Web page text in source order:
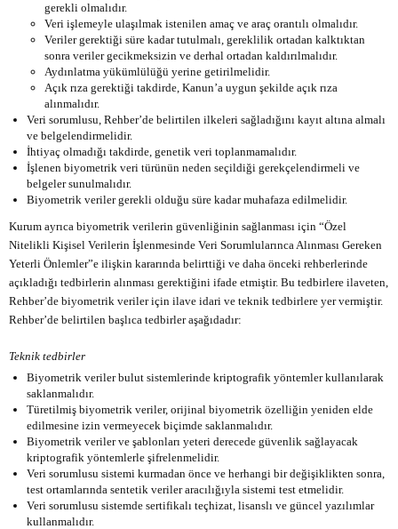
gerekli olmalıdır.
Veri işlemeyle ulaşılmak istenilen amaç ve araç orantılı olmalıdır.
Veriler gerektiği süre kadar tutulmalı, gereklilik ortadan kalktıktan
sonra veriler gecikmeksizin ve derhal ortadan kaldırılmalıdır.
Aydınlatma yükümlülüğü yerine getirilmelidir.
Açık rıza gerektiği takdirde, Kanun’a uygun şekilde açık rıza
alınmalıdır.
Veri sorumlusu, Rehber’de belirtilen ilkeleri sağladığını kayıt altına almalı
ve belgelendirmelidir.
İhtiyaç olmadığı takdirde, genetik veri toplanmamalıdır.
İşlenen biyometrik veri türünün neden seçildiği gerekçelendirmeli ve
belgeler sunulmalıdır.
Biyometrik veriler gerekli olduğu süre kadar muhafaza edilmelidir.
Kurum ayrıca biyometrik verilerin güvenliğinin sağlanması için “Özel
Nitelikli Kişisel Verilerin İşlenmesinde Veri Sorumlularınca Alınması Gereken
Yeterli Önlemler”e ilişkin kararında belirttiği ve daha önceki rehberlerinde
açıkladığı tedbirlerin alınması gerektiğini ifade etmiştir. Bu tedbirlere ilaveten,
Rehber’de biyometrik veriler için ilave idari ve teknik tedbirlere yer vermiştir.
Rehber’de belirtilen başlıca tedbirler aşağıdadır:
Teknik tedbirler
Biyometrik veriler bulut sistemlerinde kriptografik yöntemler kullanılarak
saklanmalıdır.
Türetilmiş biyometrik veriler, orijinal biyometrik özelliğin yeniden elde
edilmesine izin vermeyecek biçimde saklanmalıdır.
Biyometrik veriler ve şablonları yeteri derecede güvenlik sağlayacak
kriptografik yöntemlerle şifrelenmelidir.
Veri sorumlusu sistemi kurmadan önce ve herhangi bir değişiklikten sonra,
test ortamlarında sentetik veriler aracılığıyla sistemi test etmelidir.
Veri sorumlusu sistemde sertifikalı teçhizat, lisanslı ve güncel yazılımlar
kullanmalıdır.